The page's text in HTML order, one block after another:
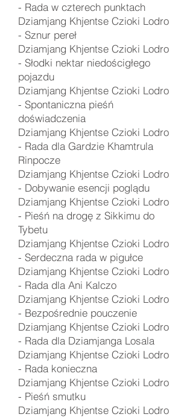
- Rada w czterech punktach
Dziamjang Khjentse Czioki Lodro
- Sznur pereł
Dziamjang Khjentse Czioki Lodro
- Słodki nektar niedościgłego
pojazdu
Dziamjang Khjentse Czioki Lodro
- Spontaniczna pieśń
doświadczenia
Dziamjang Khjentse Czioki Lodro
- Rada dla Gardzie Khamtrula
Rinpocze
Dziamjang Khjentse Czioki Lodro
- Dobywanie esencji poglądu
Dziamjang Khjentse Czioki Lodro
- Pieśń na drogę z Sikkimu do
Tybetu
Dziamjang Khjentse Czioki Lodro
- Serdeczna rada w pigułce
Dziamjang Khjentse Czioki Lodro
- Rada dla Ani Kalczo
Dziamjang Khjentse Czioki Lodro
- Bezpośrednie pouczenie
Dziamjang Khjentse Czioki Lodro
- Rada dla Dziamjanga Losala
Dziamjang Khjentse Czioki Lodro
- Rada konieczna
Dziamjang Khjentse Czioki Lodro
- Pieśń smutku
Dziamjang Khjentse Czioki Lodro